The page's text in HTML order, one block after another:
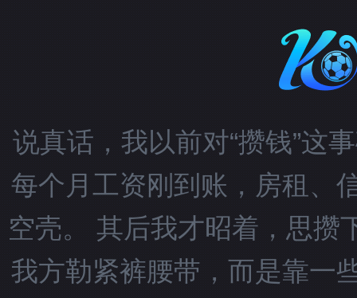
说真话，我以前对“攒钱”这
每个月工资刚到账，房租、
空壳。 其后我才昭着，思攒
我方勒紧裤腰带，而是靠一